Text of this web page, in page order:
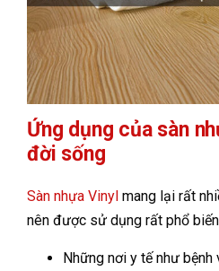
Ứng dụng của sàn
đời sống
Sàn nhựa Vinyl mang lại rất
nên được sử dụng rất phổ
Những nơi y tế như bệnh